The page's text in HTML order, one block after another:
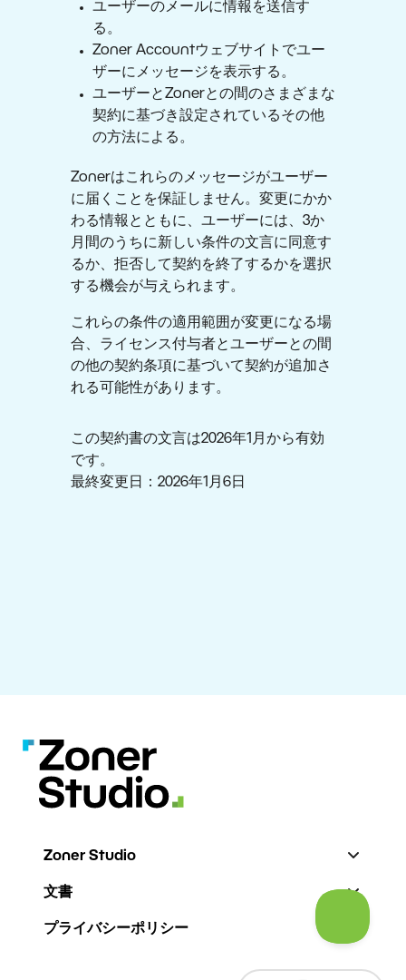
ユーザーのメールに情報を送信す
る。
Zoner Accountウェブサイトでユー
ザーにメッセージを表示する。
ユーザーとZonerとの間のさまざまな
契約に基づき設定されているその他
の方法による。
Zonerはこれらのメッセージがユーザー
に届くことを保証しません。変更にかか
わる情報とともに、ユーザーには、3か
月間のうちに新しい条件の文言に同意す
るか、拒否して契約を終了するかを選択
する機会が与えられます。
これらの条件の適用範囲が変更になる場
合、ライセンス付与者とユーザーとの間
の他の契約条項に基づいて契約が追加さ
れる可能性があります。
この契約書の文言は2026年1月から有効
です。
最終変更日：2026年1月6日
Zoner Studio
文書
プライバシーポリシー